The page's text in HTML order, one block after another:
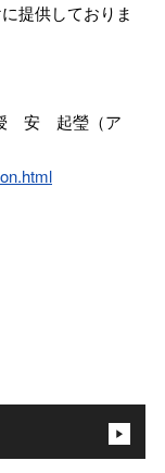
提供しておりま
安 起瑩（ア